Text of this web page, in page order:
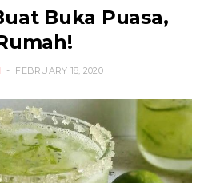
Buka Puasa,
FEBRUARY 18, 2020